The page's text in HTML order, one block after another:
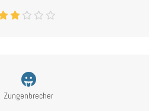
Zungenbrecher